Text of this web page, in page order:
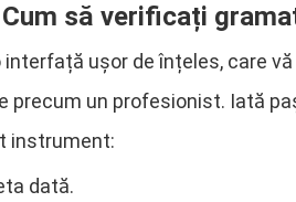
Cum să verificați
interfață ușor de înțeles, care
precum un profesionist. Iată
instrument:
dată.